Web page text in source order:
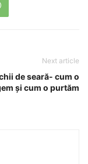
Next article
de seară- cum o
şi cum o purtăm